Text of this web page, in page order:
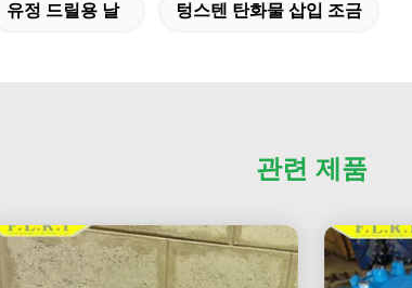
유정 드릴용 날 텅스텐 탄화물 삽입 조금
관련 제품